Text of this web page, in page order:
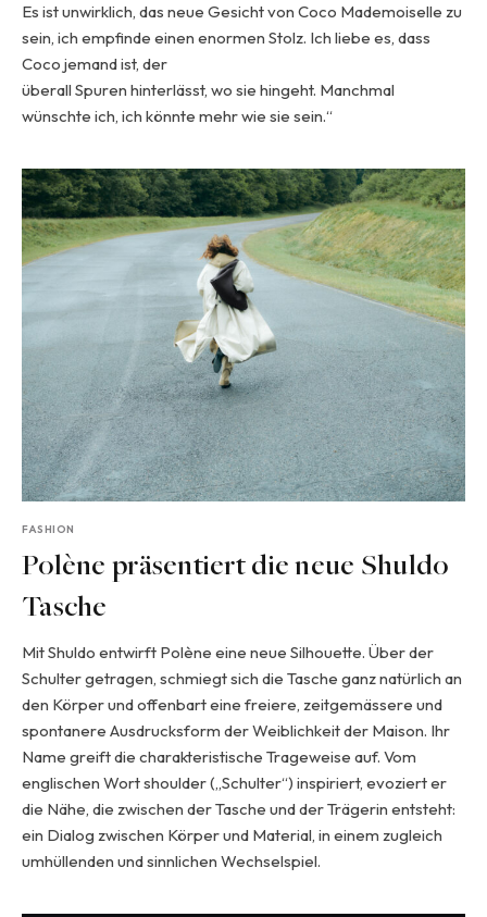
Es ist unwirklich, das neue Gesicht von Coco Mademoiselle zu
sein, ich empfinde einen enormen Stolz. Ich liebe es, dass
Coco jemand ist, der
überall Spuren hinterlässt, wo sie hingeht. Manchmal
wünschte ich, ich könnte mehr wie sie sein.“
FASHION
Polène präsentiert die neue Shuldo
Tasche
Mit Shuldo entwirft Polène eine neue Silhouette. Über der
Schulter getragen, schmiegt sich die Tasche ganz natürlich an
den Körper und offenbart eine freiere, zeitgemässere und
spontanere Ausdrucksform der Weiblichkeit der Maison. Ihr
Name greift die charakteristische Trageweise auf. Vom
englischen Wort shoulder („Schulter“) inspiriert, evoziert er
die Nähe, die zwischen der Tasche und der Trägerin entsteht:
ein Dialog zwischen Körper und Material, in einem zugleich
umhüllenden und sinnlichen Wechselspiel.